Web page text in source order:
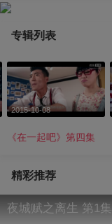
专辑列表
2015-10-08
《在一起吧》第四集
精彩推荐
夜城赋之离生 第1集